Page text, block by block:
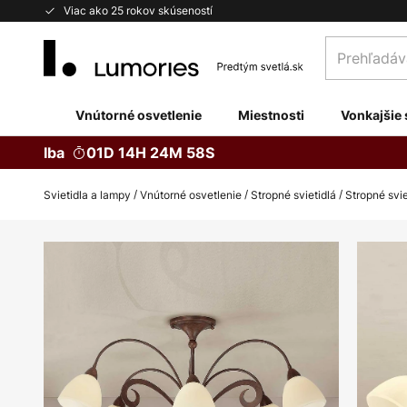
Viac ako 25 rokov skúseností
Skip
obchod
Vnútorné osvetlenie Miestnosti Vonkajšie
Iba 01D 14H 24M 57S
Svietidla a lampy Vnútorné osvetlenie Stropné svietidlá Stropné
obrázkov